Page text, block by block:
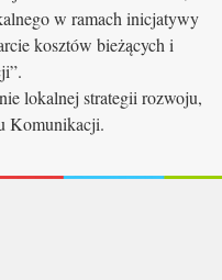
w ramach inicjatywy
kosztów bieżących i
lokalnej strategii rozwoju,
Komunikacji.